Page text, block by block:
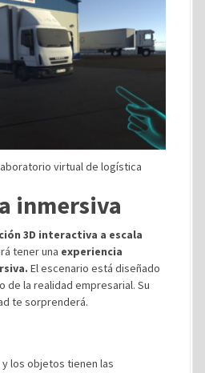
virtual de logística
inmersiva
3D interactiva a escala
tener una experiencia
El escenario está diseñado
de la realidad empresarial. Su
te sorprenderá.
los objetos tienen las